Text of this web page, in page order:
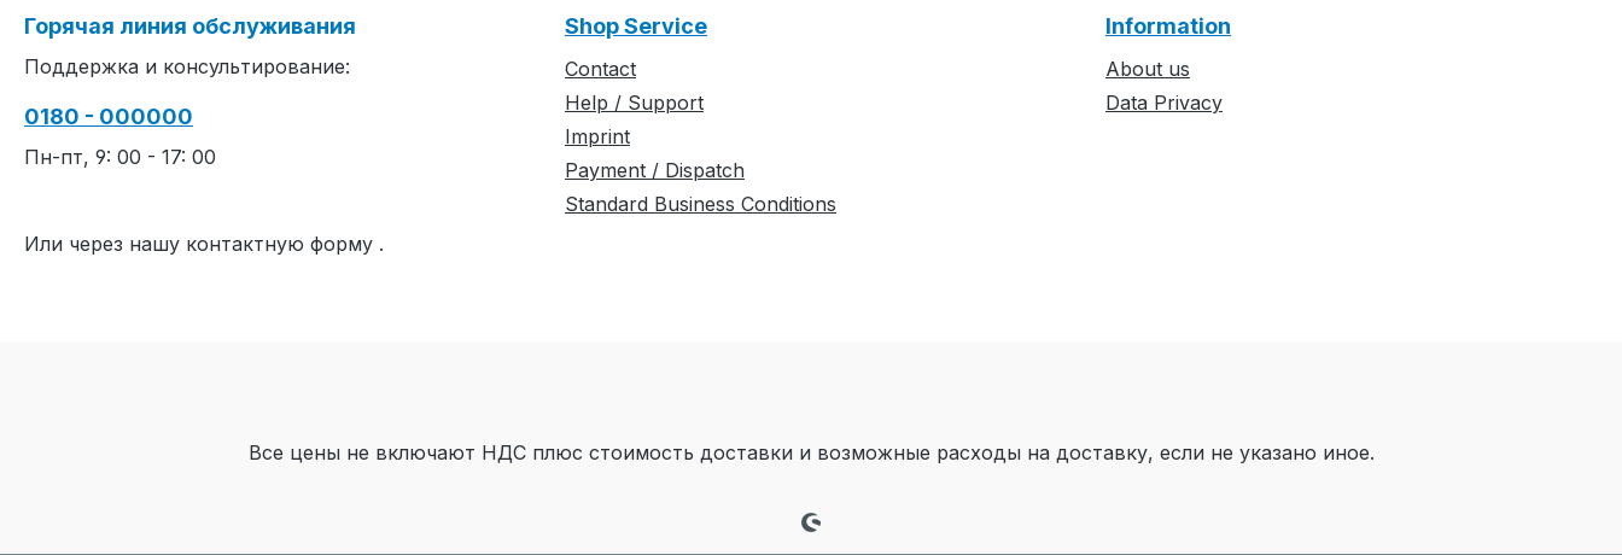
Горячая линия обслуживания
Поддержка и консультирование:
0180 - 000000
Пн-пт, 9: 00 - 17: 00
Или через нашу контактную форму .
Shop Service
Contact
Help / Support
Imprint
Payment / Dispatch
Standard Business Conditions
Information
About us
Data Privacy
Все цены не включают НДС плюс стоимость доставки и возможные расходы на доставку, если не указано иное.